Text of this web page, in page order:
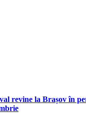
revine la Brașov în